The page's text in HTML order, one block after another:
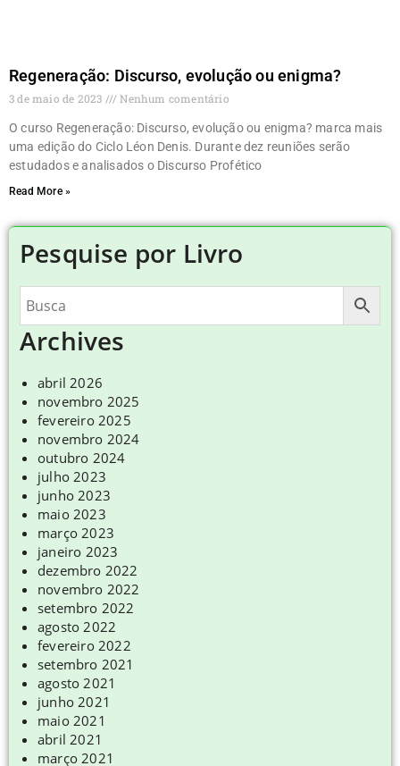
Regeneração: Discurso, evolução ou enigma?
3 de maio de 2023 Nenhum comentário
O curso Regeneração: Discurso, evolução ou enigma? marca mais
uma edição do Ciclo Léon Denis. Durante dez reuniões serão
estudados e analisados o Discurso Profético
Read More »
Pesquise por Livro
Archives
abril 2026
novembro 2025
fevereiro 2025
novembro 2024
outubro 2024
julho 2023
junho 2023
maio 2023
março 2023
janeiro 2023
dezembro 2022
novembro 2022
setembro 2022
agosto 2022
fevereiro 2022
setembro 2021
agosto 2021
junho 2021
maio 2021
abril 2021
março 2021